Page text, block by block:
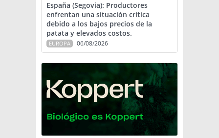
España (Segovia): Productores
enfrentan una situación crítica
debido a los bajos precios de la
patata y elevados costos.
EUROPA 06/08/2026